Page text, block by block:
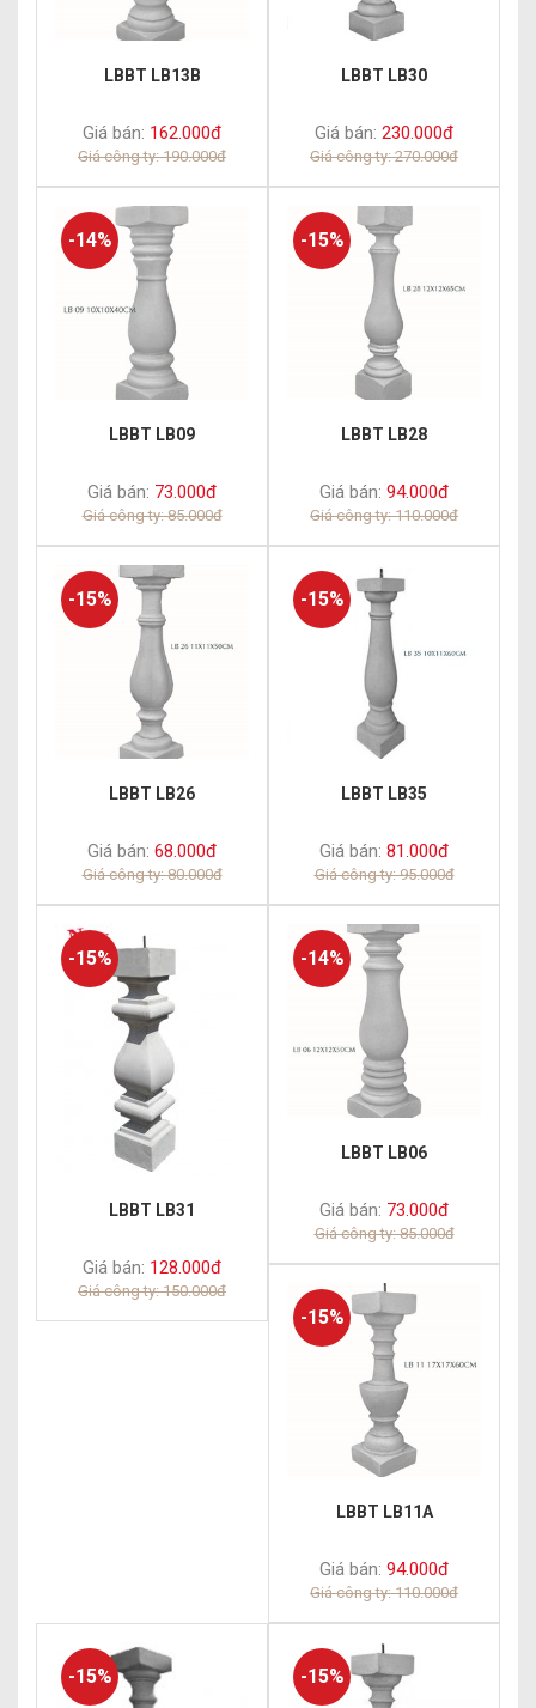
LBBT LB13B
Giá bán: 162.000đ
Giá công ty: 190.000đ
LBBT LB30
Giá bán: 230.000đ
Giá công ty: 270.000đ
-14%
LBBT LB09
Giá bán: 73.000đ
Giá công ty: 85.000đ
-15%
LBBT LB28
Giá bán: 94.000đ
Giá công ty: 110.000đ
-15%
LBBT LB26
Giá bán: 68.000đ
Giá công ty: 80.000đ
-15%
LBBT LB35
Giá bán: 81.000đ
Giá công ty: 95.000đ
-15%
LBBT LB31
Giá bán: 128.000đ
Giá công ty: 150.000đ
-14%
LBBT LB06
Giá bán: 73.000đ
Giá công ty: 85.000đ
-15%
LBBT LB11A
Giá bán: 94.000đ
Giá công ty: 110.000đ
-15% -15%